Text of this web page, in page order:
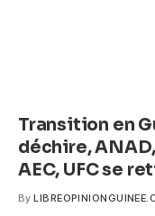
Transition en
déchire,
AEC, UFC se
By